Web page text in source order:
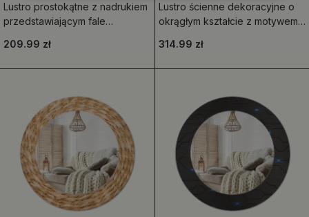
Lustro prostokątne z nadrukiem
przedstawiającym fale
209.99 zł
Lustro ścienne dekoracyjne o
okrągłym kształcie z motywem
314.99 zł